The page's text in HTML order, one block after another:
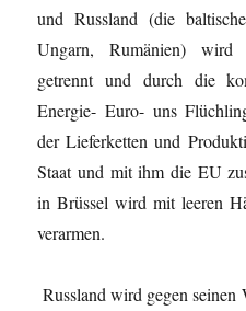
und Russland (die
Ungarn, Rumänien) wird
getrennt und durch die
Energie- Euro- uns
der Lieferketten und
Staat und mit ihm die EU
in Brüssel wird mit leeren
verarmen.
Russland wird gegen